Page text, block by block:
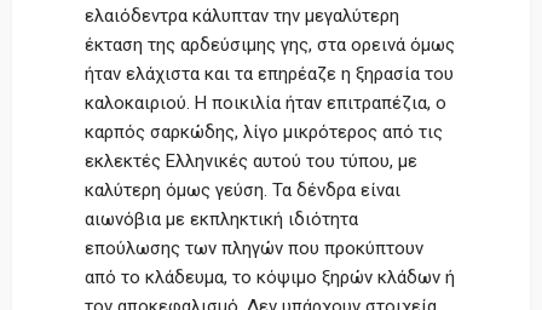
ελαιόδεντρα κάλυπταν την μεγαλύτερη
έκταση της αρδεύσιμης γης, στα ορεινά όμως
ήταν ελάχιστα και τα επηρέαζε η ξηρασία του
καλοκαιριού. Η ποικιλία ήταν επιτραπέζια, ο
καρπός σαρκώδης, λίγο μικρότερος από τις
εκλεκτές Ελληνικές αυτού του τύπου, με
καλύτερη όμως γεύση. Τα δένδρα είναι
αιωνόβια με εκπληκτική ιδιότητα
επούλωσης των πληγών που προκύπτουν
από το κλάδευμα, το κόψιμο ξηρών κλάδων ή